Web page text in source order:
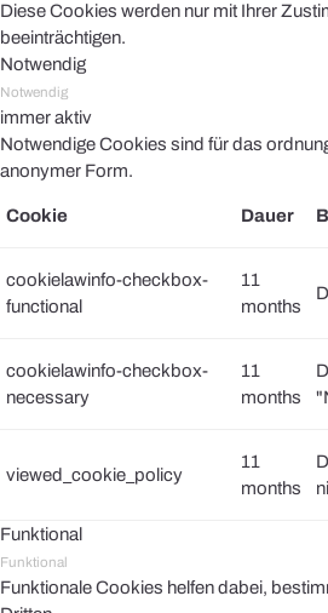
Diese Cookies werden nur mit Ihrer
beeinträchtigen.
Notwendig
Notwendig
immer aktiv
Notwendige Cookies sind für das
anonymer Form.
Cookie Dauer
cookielawinfo-checkbox-
functional
11
months
cookielawinfo-checkbox-
necessary
11
months
viewed_cookie_policy
11
months
Funktional
Funktional
Funktionale Cookies helfen dabei,